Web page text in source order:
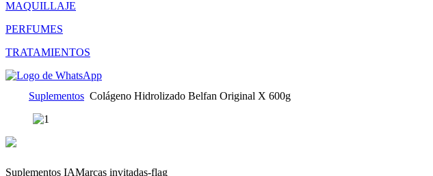
MAQUILLAJE
PERFUMES
TRATAMIENTOS
Suplementos Colágeno Hidrolizado Belfan Original X 600g
Suplementos IAMarcas invitadas-flag